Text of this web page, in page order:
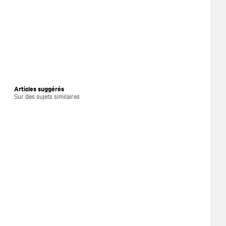
Articles suggérés
Sur des sujets similaires